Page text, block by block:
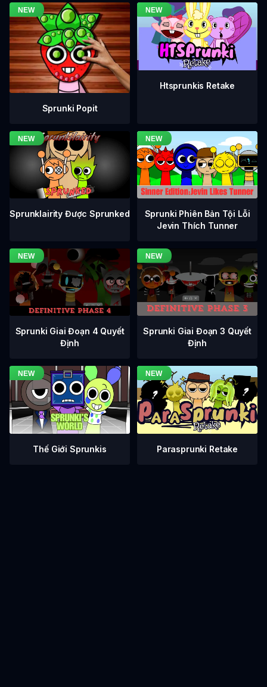
Sprunki Popit
Htsprunkis Retake
Sprunklairity Được Sprunked
Sprunki Phiên Bản Tội Lỗi
Jevin Thích Tunner
Sprunki Giai Đoạn 4 Quyết
Định
Sprunki Giai Đoạn 3 Quyết
Định
Thế Giới Sprunkis Parasprunki Retake